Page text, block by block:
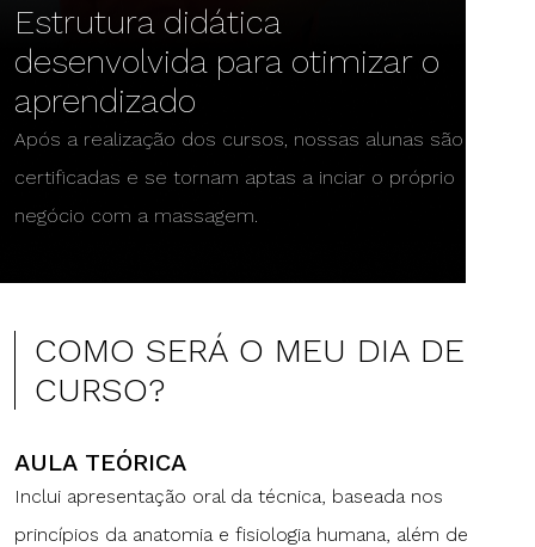
Estrutura didática
desenvolvida para otimizar o
aprendizado
Após a realização dos cursos, nossas alunas são
certificadas e se tornam aptas a inciar o próprio
negócio com a massagem.
COMO SERÁ O MEU DIA DE
CURSO?
AULA TEÓRICA
Inclui apresentação oral da técnica, baseada nos
princípios da anatomia e fisiologia humana, além de